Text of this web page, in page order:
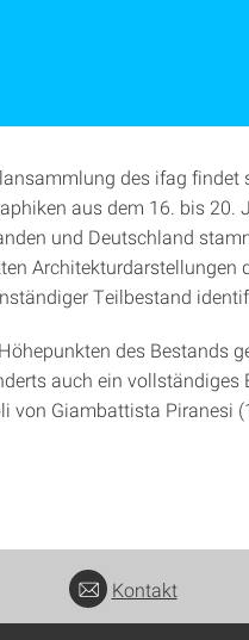
des ifag findet
aus dem 16. bis 20.
und Deutschland
Architekturdarstellungen
Teilbestand
des Bestands
auch ein vollständiges
von Giambattista Piranesi
Kontakt